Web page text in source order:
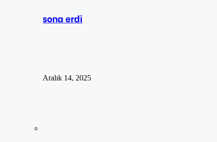
sona erdi
Aralık 14, 2025